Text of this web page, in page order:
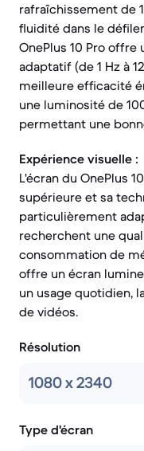
rafraîchissement de
fluidité dans le
OnePlus 10 Pro
adaptatif (de 1 Hz à
meilleure efficacité
une luminosité de
permettant une
Expérience visuelle :
L'écran du OnePlus
supérieure et sa
particulièrement
recherchent une
consommation de
offre un écran
un usage quotidien,
de vidéos.
Résolution
1080 x 2340
Type d'écran